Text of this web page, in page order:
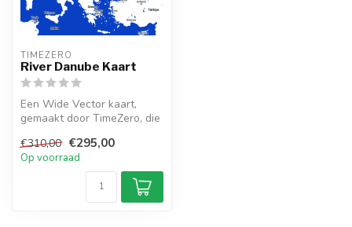
TIMEZERO
River Danube Kaart
Een Wide Vector kaart,
gemaakt door TimeZero, die
Com...
€310,00 €295,00
Op voorraad